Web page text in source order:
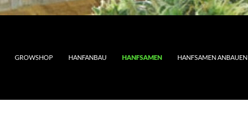
GROWSHOP HANFANBAU HANFSAMEN HANFSAMEN ANBAUEN